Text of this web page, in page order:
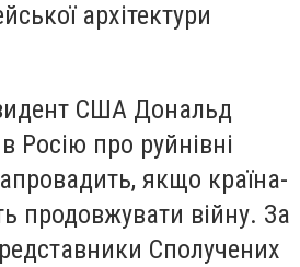
архітектури
США Дональд
Росію про руйнівні
якщо країна-
продовжувати війну. За
Сполучених